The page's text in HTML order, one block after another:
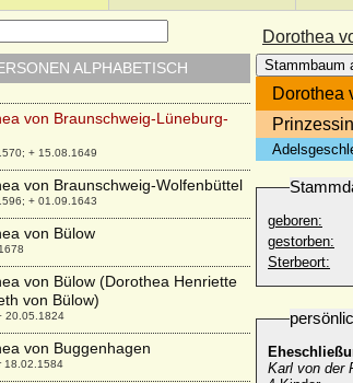
Dorothea
Stammbaum
Dorothea
geboren:
gestorben:
Sterbeort:
Karl von der
ALPHABETISCH
von Brandenburg-Kulmbach
25.11.1495
von Brandenburg-Schwedt
+ 11.09.1676
von Braunschweig-Lüneburg-
+ 15.08.1649
von Braunschweig-Wolfenbüttel
+ 01.09.1643
von Bülow
von Bülow (Dorothea Henriette
von Bülow)
20.05.1824
von Buggenhagen
18.02.1584